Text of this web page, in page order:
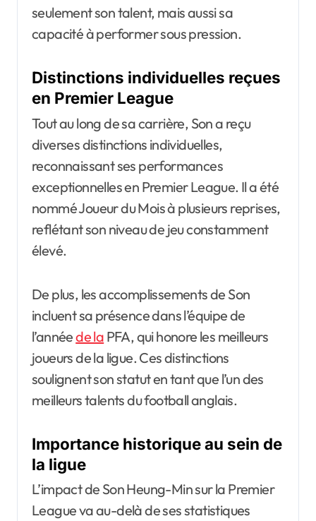
seulement son talent, mais aussi sa
capacité à performer sous pression.
Distinctions individuelles reçues
en Premier League
Tout au long de sa carrière, Son a reçu
diverses distinctions individuelles,
reconnaissant ses performances
exceptionnelles en Premier League. Il a été
nommé Joueur du Mois à plusieurs reprises,
reflétant son niveau de jeu constamment
élevé.
De plus, les accomplissements de Son
incluent sa présence dans l’équipe de
l’annéede la PFA, qui honore les meilleurs
joueurs de la ligue. Ces distinctions
soulignent son statut en tant que l’un des
meilleurs talents du football anglais.
Importance historique au sein de
la ligue
L’impact de Son Heung-Min sur la Premier
League va au-delà de ses statistiques